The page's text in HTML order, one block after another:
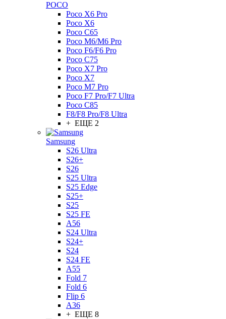
POCO
Poco X6 Pro
Poco X6
Poco C65
Poco M6/M6 Pro
Poco F6/F6 Pro
Poco C75
Poco X7 Pro
Poco X7
Poco M7 Pro
Poco F7 Pro/F7 Ultra
Poco C85
F8/F8 Pro/F8 Ultra
+ ЕЩЕ 2
Samsung
S26 Ultra
S26+
S26
S25 Ultra
S25 Edge
S25+
S25
S25 FE
A56
S24 Ultra
S24+
S24
S24 FE
A55
Fold 7
Fold 6
Flip 6
A36
+ ЕЩЕ 8